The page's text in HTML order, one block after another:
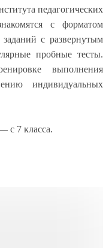
педагогических
с форматом
с развернутым
пробные тесты.
выполнения
индивидуальных
с 7 класса.